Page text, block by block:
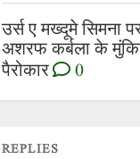
उर्स ए मख्दूमे सिमना
अशरफ कर्बला के
पैरोकार
0
REPLIES